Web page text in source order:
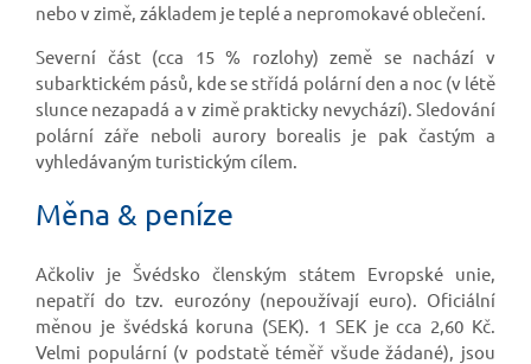
nebo v zimě, základem je teplé a nepromokavé oblečení.
Severní část (cca 15 % rozlohy) země se nachází v
subarktickém pásů, kde se střídá polární den a noc (v létě
slunce nezapadá a v zimě prakticky nevychází). Sledování
polární záře neboli aurory borealis je pak častým a
vyhledávaným turistickým cílem.
Měna & peníze
Ačkoliv je Švédsko členským státem Evropské unie,
nepatří do tzv. eurozóny (nepoužívají euro). Oficiální
měnou je švédská koruna (SEK). 1 SEK je cca 2,60 Kč.
Velmi populární (v podstatě téměř všude žádané), jsou